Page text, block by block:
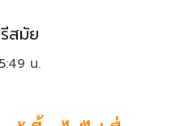
สมัย
น.